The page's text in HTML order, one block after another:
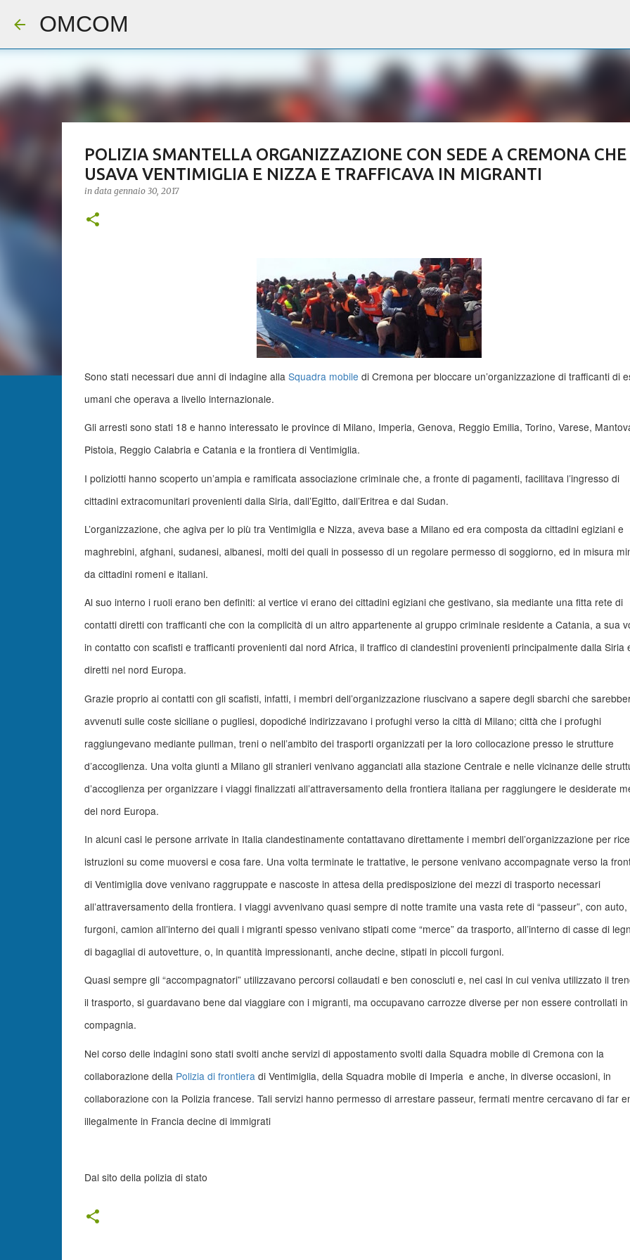
OMCOM
POLIZIA SMANTELLA ORGANIZZAZIONE CON SEDE A CREMONA CHE
USAVA VENTIMIGLIA E NIZZA E TRAFFICAVA IN MIGRANTI
in data gennaio 30, 2017
Sono stati necessari due anni di indagine alla Squadra mobile di Cremona per bloccare un’organizzazione di trafficanti di
umani che operava a livello internazionale.
Gli arresti sono stati 18 e hanno interessato le province di Milano, Imperia, Genova, Reggio Emilia, Torino, Varese,
Pistoia, Reggio Calabria e Catania e la frontiera di Ventimiglia.
I poliziotti hanno scoperto un’ampia e ramificata associazione criminale che, a fronte di pagamenti, facilitava l’ingresso di
cittadini extracomunitari provenienti dalla Siria, dall’Egitto, dall’Eritrea e dal Sudan.
L’organizzazione, che agiva per lo più tra Ventimiglia e Nizza, aveva base a Milano ed era composta da cittadini egiziani e
maghrebini, afghani, sudanesi, albanesi, molti dei quali in possesso di un regolare permesso di soggiorno, ed in misura
da cittadini romeni e italiani.
Al suo interno i ruoli erano ben definiti: al vertice vi erano dei cittadini egiziani che gestivano, sia mediante una fitta rete di
contatti diretti con trafficanti che con la complicità di un altro appartenente al gruppo criminale residente a Catania, a sua
in contatto con scafisti e trafficanti provenienti dal nord Africa, il traffico di clandestini provenienti principalmente dalla Siria
diretti nel nord Europa.
Grazie proprio ai contatti con gli scafisti, infatti, i membri dell’organizzazione riuscivano a sapere degli sbarchi che
avvenuti sulle coste siciliane o pugliesi, dopodiché indirizzavano i profughi verso la città di Milano; città che i profughi
raggiungevano mediante pullman, treni o nell’ambito dei trasporti organizzati per la loro collocazione presso le strutture
d’accoglienza. Una volta giunti a Milano gli stranieri venivano agganciati alla stazione Centrale e nelle vicinanze delle
d’accoglienza per organizzare i viaggi finalizzati all’attraversamento della frontiera italiana per raggiungere le desiderate
del nord Europa.
In alcuni casi le persone arrivate in Italia clandestinamente contattavano direttamente i membri dell’organizzazione per
istruzioni su come muoversi e cosa fare. Una volta terminate le trattative, le persone venivano accompagnate verso la
di Ventimiglia dove venivano raggruppate e nascoste in attesa della predisposizione dei mezzi di trasporto necessari
all’attraversamento della frontiera. I viaggi avvenivano quasi sempre di notte tramite una vasta rete di “passeur”, con auto,
furgoni, camion all’interno dei quali i migranti spesso venivano stipati come “merce” da trasporto, all’interno di casse di
di bagagliai di autovetture, o, in quantità impressionanti, anche decine, stipati in piccoli furgoni.
Quasi sempre gli “accompagnatori” utilizzavano percorsi collaudati e ben conosciuti e, nei casi in cui veniva utilizzato il
il trasporto, si guardavano bene dal viaggiare con i migranti, ma occupavano carrozze diverse per non essere controllati in
compagnia.
Nel corso delle indagini sono stati svolti anche servizi di appostamento svolti dalla Squadra mobile di Cremona con la
collaborazione della Polizia di frontiera di Ventimiglia, della Squadra mobile di Imperia e anche, in diverse occasioni, in
collaborazione con la Polizia francese. Tali servizi hanno permesso di arrestare passeur, fermati mentre cercavano di far
illegalmente in Francia decine di immigrati
Dal sito della polizia di stato